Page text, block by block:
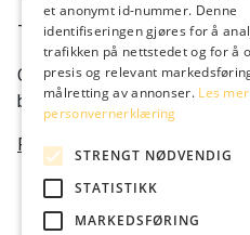
Tlf:(+47) 950 22 622
Ocomp.co bruker
bruker nettstedet vårt, godtar
Personvernerklæring
et anonymt id-nummer. Denne
identifiseringen gjøres for å
trafikken på nettstedet og for å
presis og relevant
målretting av annonser. Les
personvernerklæring
STRENGT NØDVENDIG
STATISTIKK
MARKEDSFØRING